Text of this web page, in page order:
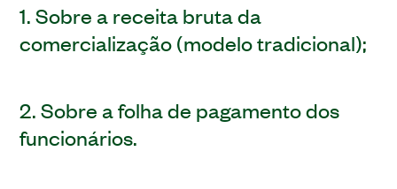
1. Sobre a receita bruta da
comercialização (modelo tradicional);
2. Sobre a folha de pagamento dos
funcionários.